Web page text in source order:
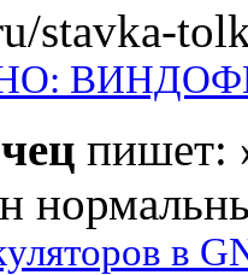
stavka-
пишет:
в